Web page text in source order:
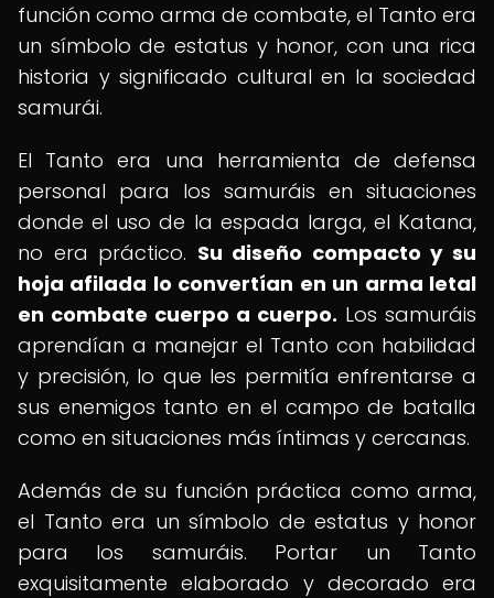
función como arma de combate, el Tanto era
un símbolo de estatus y honor, con una rica
historia y significado cultural en la sociedad
samurái.
El Tanto era una herramienta de defensa
personal para los samuráis en situaciones
donde el uso de la espada larga, el Katana,
no era práctico. Su diseño compacto y su
hoja afilada lo convertían en un arma letal
en combate cuerpo a cuerpo. Los samuráis
aprendían a manejar el Tanto con habilidad
y precisión, lo que les permitía enfrentarse a
sus enemigos tanto en el campo de batalla
como en situaciones más íntimas y cercanas.
Además de su función práctica como arma,
el Tanto era un símbolo de estatus y honor
para los samuráis. Portar un Tanto
exquisitamente elaborado y decorado era